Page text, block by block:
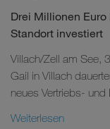
Drei Millionen
Standort investiert
Villach/Zell am See,
Gail in Villach
neues Vertriebs-
Weiterlesen